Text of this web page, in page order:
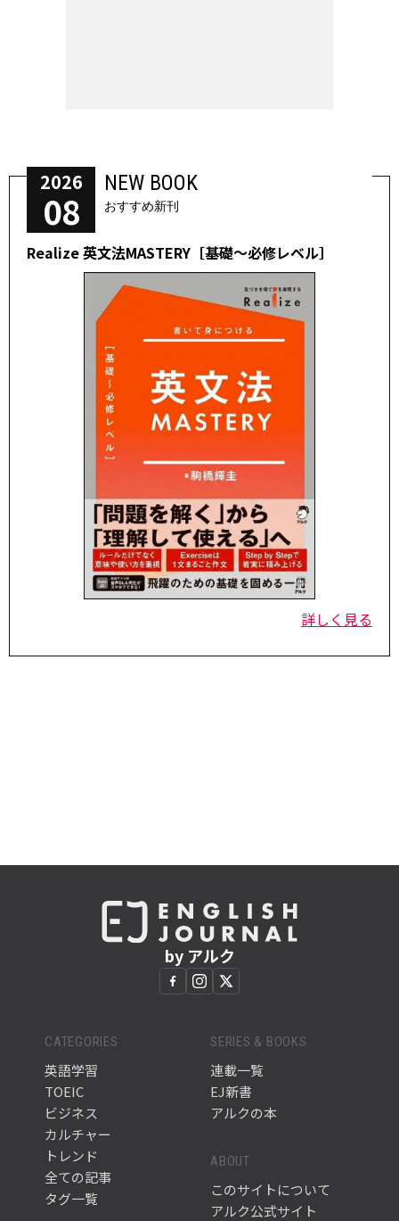
2026
08
NEW BOOK
おすすめ新刊
Realize 英文法MASTERY［基礎～必修レベル］
詳しく見る
by アルク
CATEGORIES
英語学習
TOEIC
ビジネス
カルチャー
トレンド
全ての記事
タグ一覧
SERIES & BOOKS
連載一覧
EJ新書
アルクの本
ABOUT
このサイトについて
アルク公式サイト